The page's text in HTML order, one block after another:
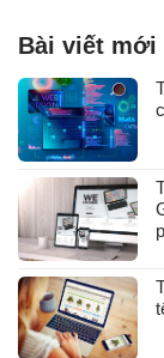
Bài viết mới